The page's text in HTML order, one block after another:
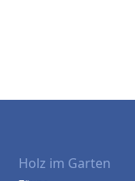
Holz im Garten